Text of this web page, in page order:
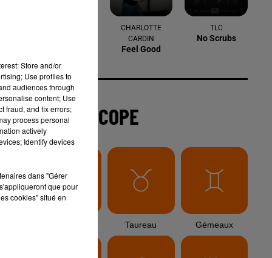
6 août 2026
Arles : après un taureau percuté lors
d'une abrivado à Saliers,...
CHU de Nîmes appelle à la plus...
Sauvage'On Festival : une première
édition électro attendue au cœur...
Store and/or
Use profiles to
audiences through
content; Use
fraud, and fix errors;
process personal
actively
Identify devices
dans "Gérer
que pour
cookies" situé en